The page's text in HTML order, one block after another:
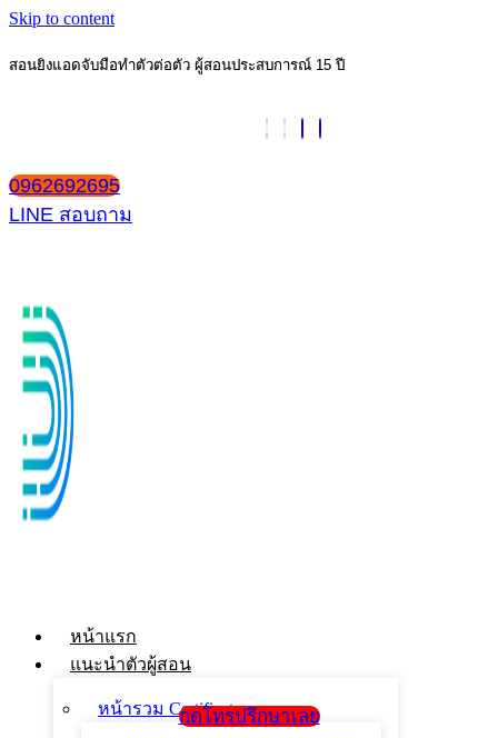
Skip to content
สอนยิงแอดจับมือทำตัวต่อตัว ผู้สอนประสบการณ์ 15 ปี
0962692695
LINE สอบถาม
หน้าแรก
แนะนำตัวผู้สอน
หน้ารวม Certificateกดโทรปรึกษาเลย